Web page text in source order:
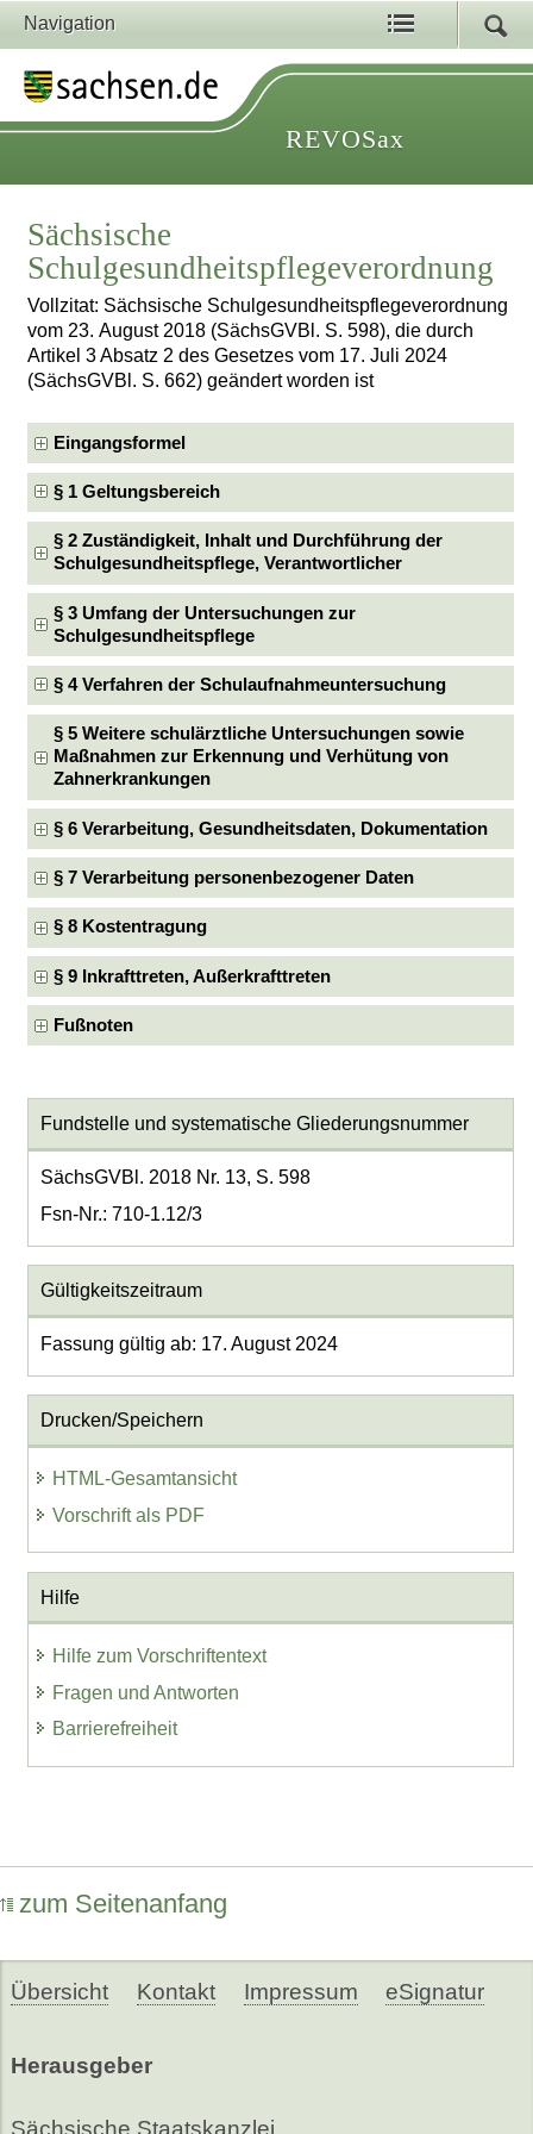
Navigation
REVOSax
Sächsische
Schulgesundheitspflegeverordnung
Vollzitat: Sächsische Schulgesundheitspflegeverordnung
vom 23. August 2018 (SächsGVBl. S. 598), die durch
Artikel 3 Absatz 2 des Gesetzes vom 17. Juli 2024
(SächsGVBl. S. 662) geändert worden ist
Eingangsformel
§ 1 Geltungsbereich
§ 2 Zuständigkeit, Inhalt und Durchführung der
Schulgesundheitspflege, Verantwortlicher
§ 3 Umfang der Untersuchungen zur
Schulgesundheitspflege
§ 4 Verfahren der Schulaufnahmeuntersuchung
§ 5 Weitere schulärztliche Untersuchungen sowie
Maßnahmen zur Erkennung und Verhütung von
Zahnerkrankungen
§ 6 Verarbeitung, Gesundheitsdaten, Dokumentation
§ 7 Verarbeitung personenbezogener Daten
§ 8 Kostentragung
§ 9 Inkrafttreten, Außerkrafttreten
Fußnoten
Fundstelle und systematische Gliederungsnummer
SächsGVBl. 2018 Nr. 13, S. 598
Fsn-Nr.: 710-1.12/3
Gültigkeitszeitraum
Fassung gültig ab: 17. August 2024
Drucken/Speichern
HTML-Gesamtansicht
Vorschrift als PDF
Hilfe
Hilfe zum Vorschriftentext
Fragen und Antworten
Barrierefreiheit
zum Seitenanfang
Übersicht Kontakt Impressum eSignatur
Herausgeber
Sächsische Staatskanzlei